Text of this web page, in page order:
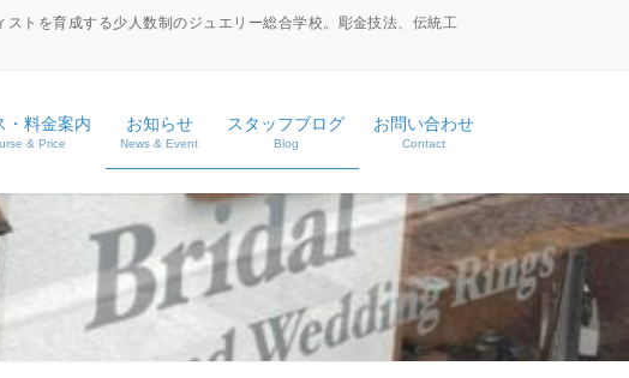
トを育成する少人数制のジュエリー総合学校。彫金技法、伝統工
・料金案内
& Price
アアップコース
ロマコース
エリーコース
お知らせ
News & Event
NEWS
スタッフブログ
Blog
お問い合わせ
Contact